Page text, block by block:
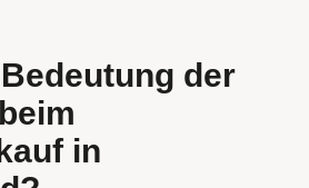
der
in